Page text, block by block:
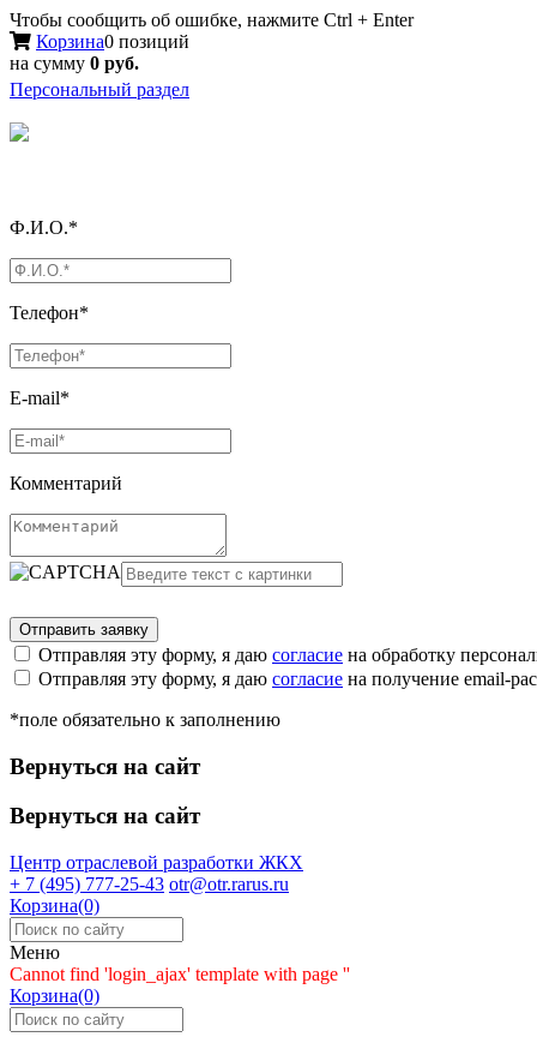
Чтобы сообщить об ошибке, нажмите Ctrl + Enter
Корзина0 позиций
на сумму 0 руб.
Персональный раздел
Ф.И.О.*
Телефон*
E-mail*
Комментарий
Отправляя эту форму, я даю согласие на обработку
Отправляя эту форму, я даю согласие на получение email-
*поле обязательно к заполнению
Вернуться на сайт
Вернуться на сайт
Центр отраслевой разработки ЖКХ
+ 7 (495) 777-25-43 otr@otr.rarus.ru
Корзина(0)
Меню
Cannot find 'login_ajax' template with page ''
Корзина(0)